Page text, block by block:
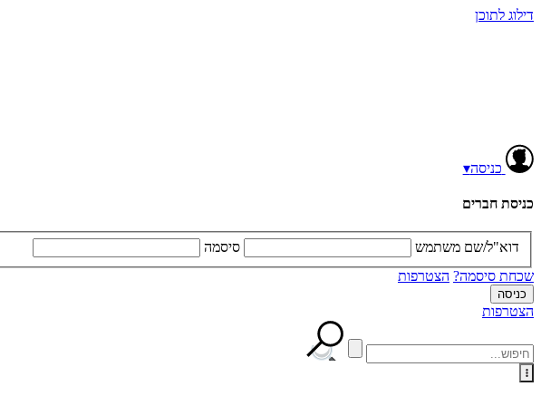
דילוג לתוכן
כניסה▾
כניסת חברים
דוא"ל/שם משתמש
סיסמה
שכחת סיסמה? הצטרפות
הצטרפות